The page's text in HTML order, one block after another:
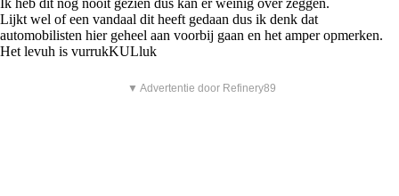
Ik heb dit nog nooit gezien dus kan er weinig over zeggen.
Lijkt wel of een vandaal dit heeft gedaan dus ik denk dat
automobilisten hier geheel aan voorbij gaan en het amper opmerken.
Het levuh is vurrukKULluk
▼ Advertentie door Refinery89